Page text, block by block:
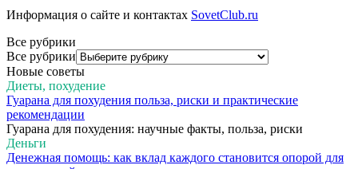
Информация о сайте и контактах SovetClub.ru
Все рубрики
Все рубрики
Новые советы
Диеты, похудение
Гуарана для похудения польза, риски и практические
рекомендации
Гуарана для похудения: научные факты, польза, риски
Деньги
Денежная помощь: как вклад каждого становится опорой для